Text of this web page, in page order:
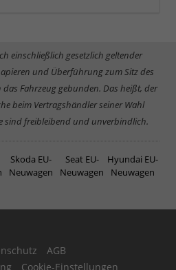
einschließlich gesetzlich geltender
und Überführung zum Sitz des
das Fahrzeug gebunden. Das heißt, der
beim Vertragshändler seiner Wahl
sind freibleibend und unverbindlich.
Skoda EU-
Neuwagen
Seat EU-
Neuwagen
Hyundai EU-
Neuwagen
AGB
Cookie-Einstellungen